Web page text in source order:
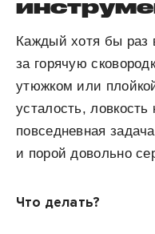
Каждый хотя бы раз
за горячую
утюжком или
усталость,
повседневная
и порой довольно
Что делать?